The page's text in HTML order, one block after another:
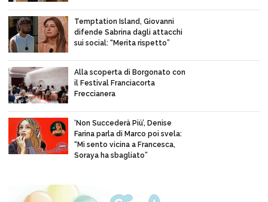
Temptation Island, Giovanni
difende Sabrina dagli attacchi
sui social: “Merita rispetto”
Alla scoperta di Borgonato con
il Festival Franciacorta
Freccianera
‘Non Succederà Più’, Denise
Farina parla di Marco poi svela:
“Mi sento vicina a Francesca,
Soraya ha sbagliato”